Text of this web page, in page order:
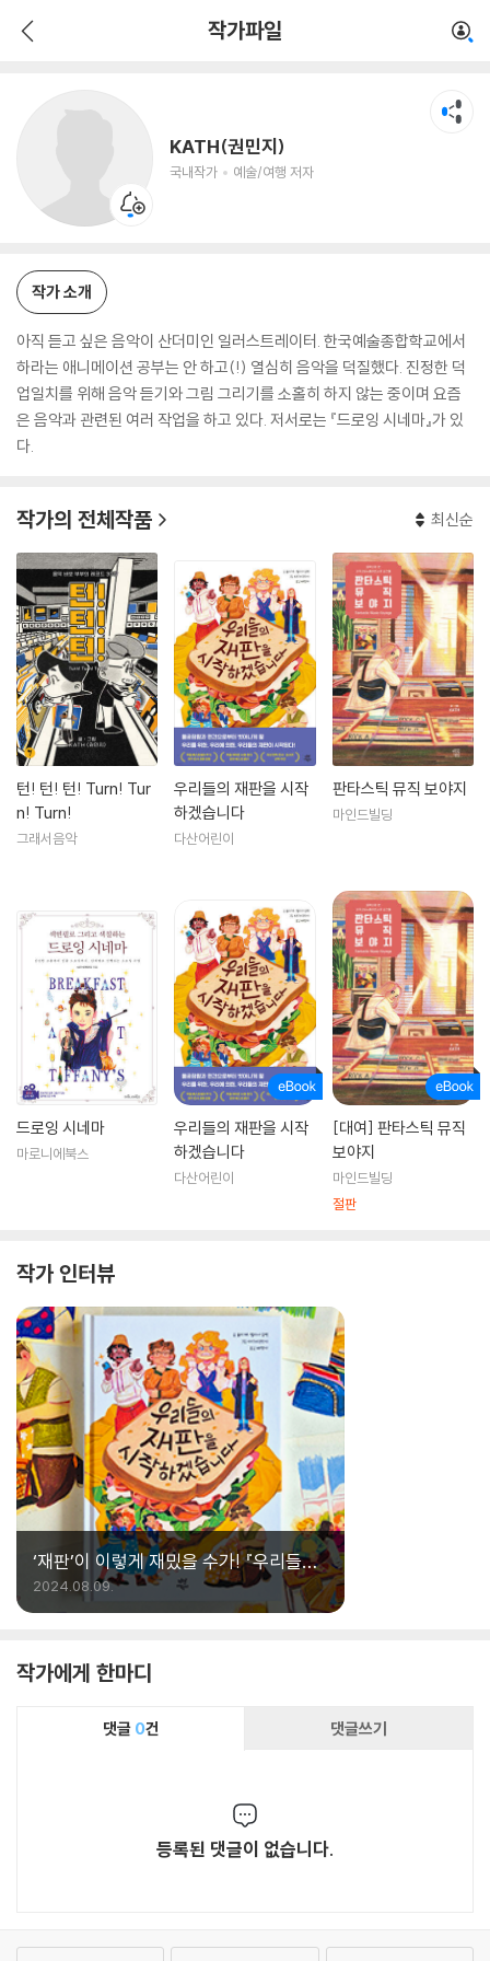
작가파일
KATH(권민지)
국내작가 예술/여행 저자
예술/여행 저자
작가 소개
아직 듣고 싶은 음악이 산더미인 일러스트레이터. 한국예술종합학교에서
하라는 애니메이션 공부는 안 하고(!) 열심히 음악을 덕질했다. 진정한 덕
업일치를 위해 음악 듣기와 그림 그리기를 소홀히 하지 않는 중이며 요즘
은 음악과 관련된 여러 작업을 하고 있다. 저서로는 『드로잉 시네마』가 있
다.
작가의 전체작품 최신순
턴! 턴! 턴! Turn! Tur
n! Turn!
그래서음악
우리들의 재판을 시작
하겠습니다
다산어린이
판타스틱 뮤직 보야지
마인드빌딩
드로잉 시네마
마로니에북스
우리들의 재판을 시작
하겠습니다
다산어린이
[대여] 판타스틱 뮤직
보야지
마인드빌딩
절판
작가 인터뷰
‘재판’이 이렇게 재밌을 수가! 『우리들의
재판을 시작하겠습니다』
2024.08.09.
작가에게 한마디
댓글 0건 댓글쓰기
등록된 댓글이 없습니다.